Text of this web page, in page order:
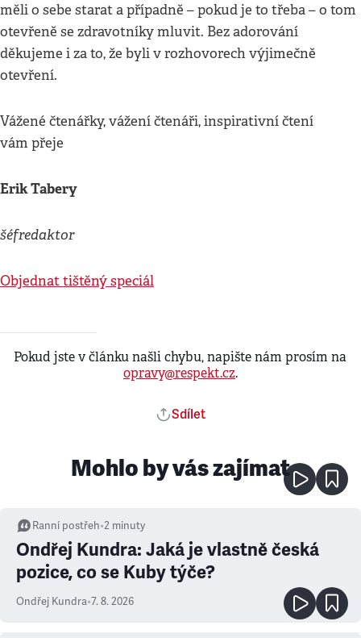
měli o sebe starat a případně – pokud je to třeba – o tom
otevřeně se zdravotníky mluvit. Bez adorování
děkujeme i za to, že byli v rozhovorech výjimečně
otevření.
Vážené čtenářky, vážení čtenáři, inspirativní čtení
vám přeje
Erik Tabery
šéfredaktor
Objednat tištěný speciál
Pokud jste v článku našli chybu, napište nám prosím na
opravy@respekt.cz.
Sdílet
Mohlo by vás zajímat
Ranní postřeh•2 minuty
Ondřej Kundra: Jaká je vlastně česká
pozice, co se Kuby týče?
Ondřej Kundra•7. 8. 2026